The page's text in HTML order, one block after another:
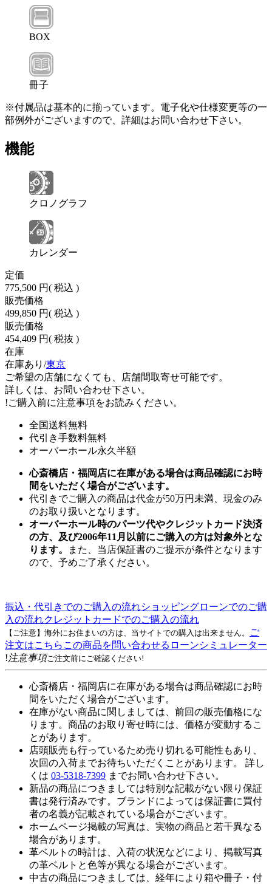
BOX
冊子
※付属品は基本的に揃っています。電子化や仕様変更等の一
部例外がございますので、詳細はお問い合わせ下さい。
機能
クロノグラフ
カレンダー
定価
775,500 円( 税込 )
販売価格
499,850 円( 税込 )
販売価格
454,409 円( 税抜 )
在庫
在庫あり/東京
ご希望の店舗になくても、店舗間取寄せ可能です。
詳しくは、お問い合わせ下さい。
!ご購入前に注意事項をお読みください。
全国送料無料
代引き手数料無料
オーバーホール永久半額
心斎橋店・福岡店に在庫がある場合は商品確認にお時
間をいただく場合がございます。
代引きでご購入の商品は代金が50万円未満、現金のみ
のお取り扱いとなります。
オーバーホール時のパーツ代やクレジットカード決済
の方、及び2006年11月以前にご購入の方は対象外とな
ります。
また、当店保証書のご提示が条件となります
ので、予めご了承ください。
振込・代引きでのご購入の流れショッピングローンでのご購
入の流れクレジットカードでのご購入の流れ
【ご注意】海外にお住まいの方は、当サイトでの購入は出来ません。
ご
注文はこちら この商品を問い合わせる ローンシミュレーター
!注意事項ご注文前にご確認ください!
心斎橋店・福岡店に在庫がある場合は商品確認にお時
間をいただく場合がございます。
在庫がない商品に関しましては、前回の販売価格にな
ります。商品のお取り寄せ時には、価格が変動するこ
とがあります。
店頭販売も行っているため売り切れる可能性もあり、
次回の入荷までお待ちいただくことがあります。 詳し
くは 03-5318-7399 までお問い合わせ下さい。
新品の商品につきましては特別な記載がない限り保証
書は発行済みです。ブランドによっては保証書に買付
者の名義が記載されている場合がございます。
ホームページ掲載の写真は、実物の商品と若干異なる
場合があります。
革ベルトの時計は、入荷の状況などにより、掲載写真
の革ベルトと色等が異なる場合がございます。
中古の商品につきましては、経年により箱や冊子・付